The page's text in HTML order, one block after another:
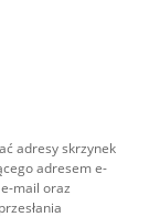
adresy skrzynek
adresem e-
mail oraz